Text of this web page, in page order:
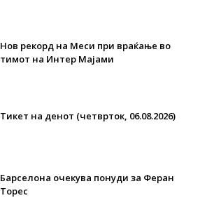
Нов рекорд на Меси при враќање во
тимот на Интер Мајами
Тикет на денот (четврток, 06.08.2026)
Барселона очекува понуди за Феран
Торес